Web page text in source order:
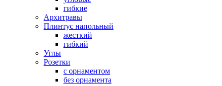
гибкие
Архитравы
Плинтус напольный
жесткий
гибкий
Углы
Розетки
с орнаментом
без орнамента